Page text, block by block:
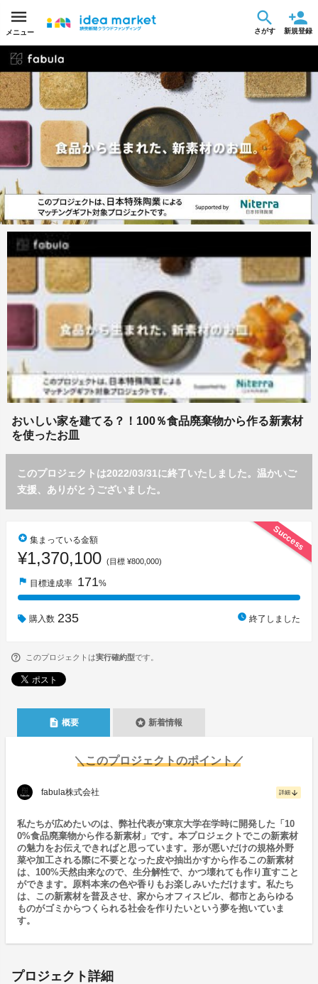
メニュー さがす 新規登録
おいしい家を建てる？！100％食品廃棄物から作る新素材
を使ったお皿
このプロジェクトは2022/03/31に終了いたしました。温かいご
支援、ありがとうございました。
Success
stars 集まっている金額
¥1,370,100 (目標 ¥800,000)
flag 目標達成率 171%
購入数 235 watch_later 終了しました
このプロジェクトは実行確約型です。
description 概要 stars 新着情報
＼このプロジェクトのポイント／
fabula株式会社 詳細 arrow_downward
私たちが広めたいのは、弊社代表が東京大学在学時に開発した「10
0%食品廃棄物から作る新素材」です。本プロジェクトでこの新素材
の魅力をお伝えできればと思っています。形が悪いだけの規格外野
菜や加工される際に不要となった皮や抽出かすから作るこの新素材
は、100%天然由来なので、生分解性で、かつ壊れても作り直すこと
ができます。原料本来の色や香りもお楽しみいただけます。私たち
は、この新素材を普及させ、家からオフィスビル、都市とあらゆる
ものがゴミからつくられる社会を作りたいという夢を抱いていま
す。
プロジェクト詳細